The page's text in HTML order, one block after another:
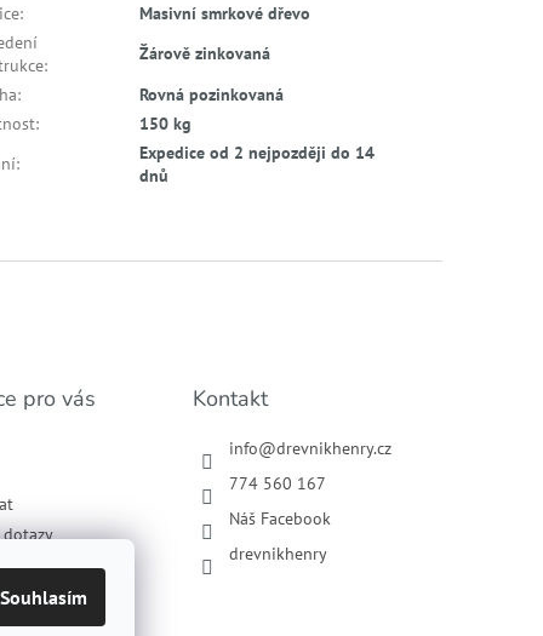
Souhlasím
:
Masivní smrkové dřevo
:
Žárově zinkovaná
:
Rovná pozinkovaná
:
150 kg
:
Expedice od 2 nejpozději do 14
dnů
pro vás
osobních
Kontakt
info@drevnikhenry.cz
774 560 167
Náš Facebook
drevnikhenry